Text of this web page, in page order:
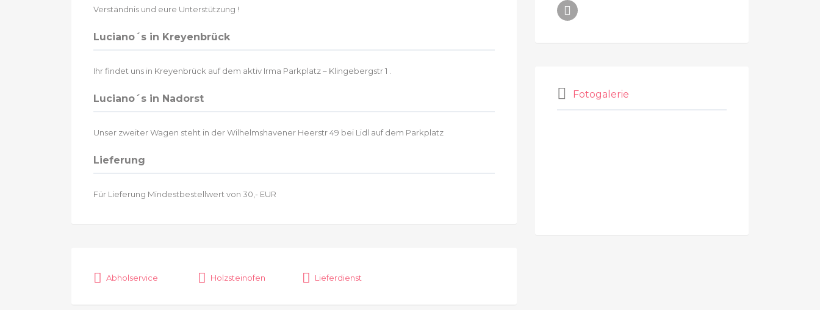
Verständnis und eure Unterstützung !
Luciano´s in Kreyenbrück
Ihr findet uns in Kreyenbrück auf dem aktiv Irma Parkplatz – Klingebergstr 1 .
Luciano´s in Nadorst
Unser zweiter Wagen steht in der Wilhelmshavener Heerstr 49 bei Lidl auf dem Parkplatz
Lieferung
Für Lieferung Mindestbestellwert von 30,- EUR
Abholservice Holzsteinofen Lieferdienst
Fotogalerie